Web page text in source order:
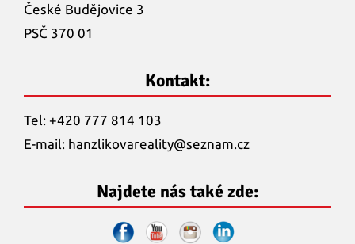
České Budějovice 3
PSČ 370 01
Kontakt:
Tel: +420 777 814 103
E-mail: hanzlikovareality@seznam.cz
Najdete nás také zde: